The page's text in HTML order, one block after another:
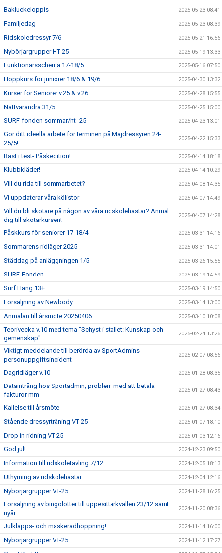
Bakluckeloppis 2025-05-23 08:41
Familjedag 2025-05-23 08:39
Ridskoledressyr 7/6 2025-05-21 16:56
Nybörjargrupper HT-25 2025-05-19 13:33
Funktionärsschema 17-18/5 2025-05-16 07:50
Hoppkurs för juniorer 18/6 & 19/6 2025-04-30 13:32
Kurser för Seniorer v.25 & v.26 2025-04-28 15:55
Nattvarandra 31/5 2025-04-25 15:00
SURF-fonden sommar/ht -25 2025-04-23 13:01
Gör ditt ideella arbete för terminen på Majdressyren 24-
25/5!
2025-04-22 15:33
Bäst i test- Påskedition! 2025-04-14 18:18
Klubbkläder! 2025-04-14 10:29
Vill du rida till sommarbetet? 2025-04-08 14:35
Vi uppdaterar våra kölistor 2025-04-07 14:49
Vill du bli skötare på någon av våra ridskolehästar? Anmäl
dig till skötarkursen!
2025-04-07 14:28
Påskkurs för seniorer 17-18/4 2025-03-31 14:16
Sommarens ridläger 2025 2025-03-31 14:01
Städdag på anläggningen 1/5 2025-03-26 15:55
SURF-Fonden 2025-03-19 14:59
Surf Häng 13+ 2025-03-19 14:50
Försäljning av Newbody 2025-03-14 13:00
Anmälan till årsmöte 20250406 2025-03-10 10:08
Teorivecka v.10 med tema "Schyst i stallet: Kunskap och
gemenskap"
2025-02-24 13:26
Viktigt meddelande till berörda av SportAdmins
personuppgiftsincident
2025-02-07 08:56
Dagridläger v.10 2025-01-28 08:35
Dataintrång hos Sportadmin, problem med att betala
fakturor mm
2025-01-27 08:43
Kallelse till årsmöte 2025-01-27 08:34
Stående dressyrträning VT-25 2025-01-07 18:10
Drop in ridning VT-25 2025-01-03 12:16
God jul! 2024-12-23 09:50
Information till ridskoletävling 7/12 2024-12-05 18:13
Uthyrning av ridskolehästar 2024-12-04 12:16
Nybörjargrupper VT-25 2024-11-28 16:25
Försäljning av bingolotter till uppesittarkvällen 23/12 samt
nyår
2024-11-20 08:36
Julklapps- och maskeradhoppning! 2024-11-14 16:00
Nybörjargrupper VT-25 2024-11-12 17:27